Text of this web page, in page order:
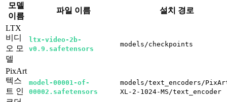
모델
이름
파일 이름 설치 경로
LTX
비디
오 모
델
ltx-video-2b-
v0.9.safetensors
models/checkpoints
PixArt
텍스
트 인
model-00001-of-
00002.safetensors
models/text_encoders/
XL-2-1024-MS/text_encoder